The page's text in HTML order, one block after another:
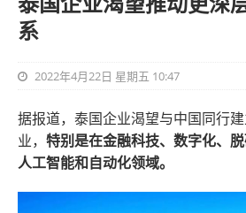
系
2022年4月22日 星期五 10:47
据报道，泰国企业渴望与中国同行
业， 特别是在金融科技、数字化、脱
人工智能和自动化领域。